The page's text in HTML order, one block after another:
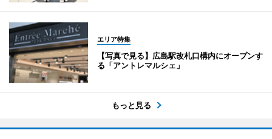
エリア特集
【写真で見る】広島駅改札口構内にオープンす
る「アントレマルシェ」
もっと見る